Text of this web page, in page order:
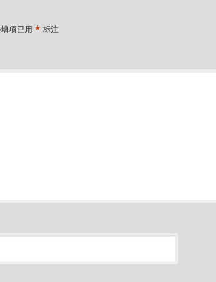
项已用 * 标注